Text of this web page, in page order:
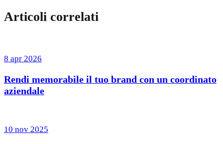
Articoli correlati
8 apr 2026
Rendi memorabile il tuo brand con un coordinato
aziendale
10 nov 2025